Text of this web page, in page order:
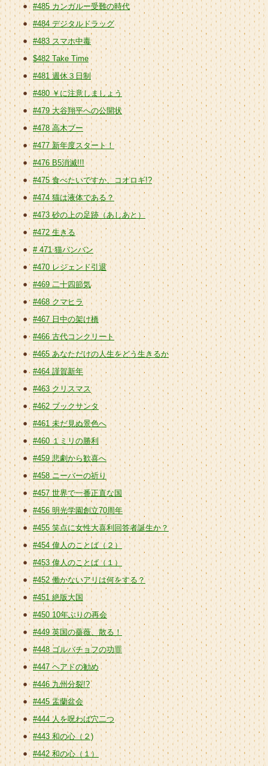
#485 カンガルー受難の時代
#484 デジタルドラッグ
#483 スマホ中毒
$482 Take Time
#481 週休３日制
#480 ￥に注意しましょう
#479 大谷翔平への公開状
#478 高木ブー
#477 新年度スタート！
#476 B5消滅!!!
#475 食べたいですか、コオロギ!?
#474 猫は液体である？
#473 砂の上の足跡（あしあと）
#472 生きる
# 471 猫バンバン
#470 レジェンド引退
#469 二十四節気
#468 クマヒラ
#467 日中の架け橋
#466 古代コンクリート
#465 あなただけの人生をどう生きるか
#464 謹賀新年
#463 クリスマス
#462 ブックサンタ
#461 未だ見ぬ景色へ
#460 １ミリの勝利
#459 悲劇から歓喜へ
#458 ニーバーの祈り
#457 世界で一番正直な国
#456 明光学園創立70周年
#455 笑点に女性大喜利回答者誕生か？
#454 偉人のことば（２）
#453 偉人のことば（１）
#452 働かないアリは何をする？
#451 絶版大国
#450 10年ぶりの再会
#449 英国の薔薇、散る！
#448 ゴルバチョフの功罪
#447 ヘアドの勧め
#446 九州分裂!?
#445 盂蘭盆会
#444 人を呪わば穴二つ
#443 和の心（２)
#442 和の心（１）